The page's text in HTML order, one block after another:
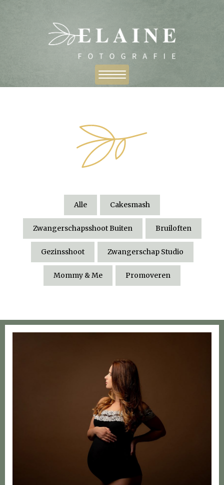
Alle Cakesmash
Zwangerschapsshoot Buiten Bruiloften
Gezinsshoot Zwangerschap Studio
Mommy & Me Promoveren